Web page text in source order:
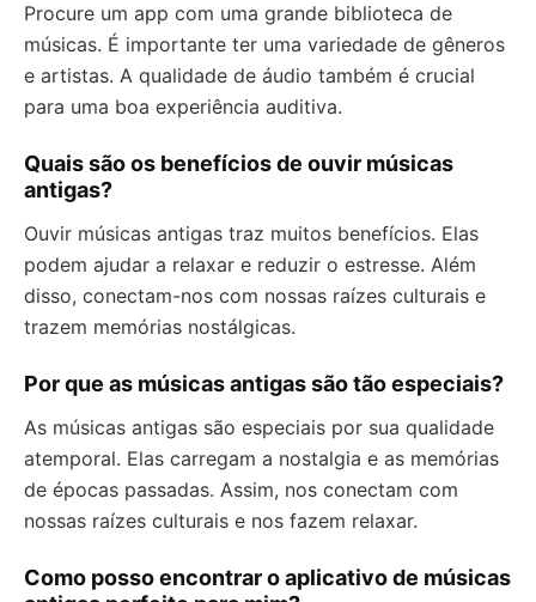
Procure um app com uma grande biblioteca de
músicas. É importante ter uma variedade de gêneros
e artistas. A qualidade de áudio também é crucial
para uma boa experiência auditiva.
Quais são os benefícios de ouvir músicas
antigas?
Ouvir músicas antigas traz muitos benefícios. Elas
podem ajudar a relaxar e reduzir o estresse. Além
disso, conectam-nos com nossas raízes culturais e
trazem memórias nostálgicas.
Por que as músicas antigas são tão especiais?
As músicas antigas são especiais por sua qualidade
atemporal. Elas carregam a nostalgia e as memórias
de épocas passadas. Assim, nos conectam com
nossas raízes culturais e nos fazem relaxar.
Como posso encontrar o aplicativo de músicas